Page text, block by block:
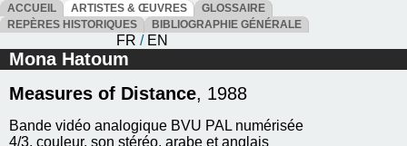
ACCUEIL ARTISTES & ŒUVRES
GLOSSAIRE
REPÈRES HISTORIQUES
BIBLIOGRAPHIE GÉNÉRALE
FR / EN
Mona Hatoum